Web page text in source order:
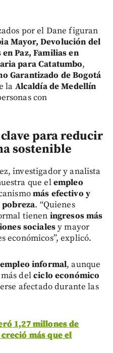
por el Dane figuran
Mayor, Devolución del
Paz, Familias en
para Catatumbo,
Garantizado de Bogotá
la Alcaldía de Medellín
con
para reducir
sostenible
investigador y analista
que elempleo
más efectivo y
. “Quienes
tienen ingresos más
socialesy mayor
económicos”, explicó.
empleo informal, aunque
delciclo económico
afectado durante las
1,27 millones de
más que el